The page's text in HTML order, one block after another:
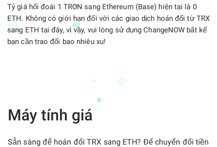
Tỷ giá hối đoái 1 TRON sang Ethereum (Base) hiện tại là 0
ETH. Không có giới hạn đối với các giao dịch hoán đổi từ TRX
sang ETH tại đây, vì vậy, vui lòng sử dụng ChangeNOW bất kể
bạn cần trao đổi bao nhiêu xu!
Máy tính giá
Sẵn sàng để hoán đổi TRX sang ETH? Để chuyển đổi tiền